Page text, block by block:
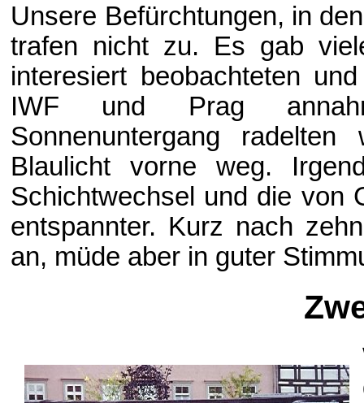
Unsere Befürchtungen, in
trafen nicht zu. Es gab
interesiert beobachteten
IWF und Prag
Sonnenuntergang
Blaulicht vorne weg.
Schichtwechsel und die von
entspannter. Kurz nach
an, müde aber in guter